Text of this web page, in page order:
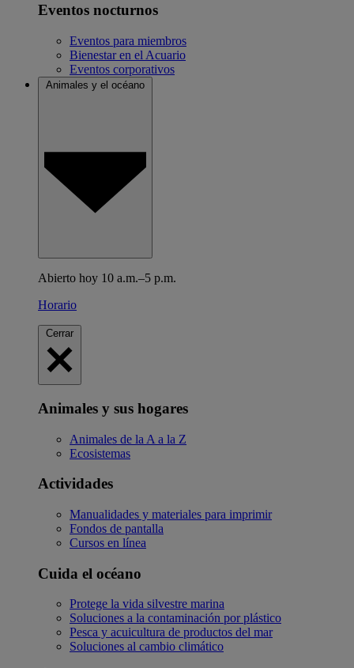
Eventos nocturnos
Eventos para miembros
Bienestar en el Acuario
Eventos corporativos
Animales y el océano
Abierto hoy 10 a.m.–5 p.m.
Horario
Cerrar
Animales y sus hogares
Animales de la A a la Z
Ecosistemas
Actividades
Manualidades y materiales para imprimir
Fondos de pantalla
Cursos en línea
Cuida el océano
Protege la vida silvestre marina
Soluciones a la contaminación por plástico
Pesca y acuicultura de productos del mar
Soluciones al cambio climático